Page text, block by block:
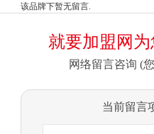
该品牌下暂无留言.
就要加盟网
网络留言咨询 (
当前留言